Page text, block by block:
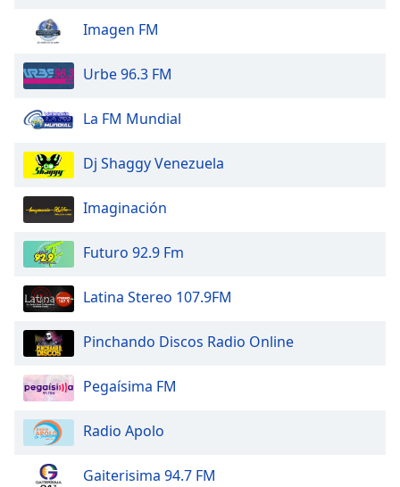
dialog
window.
Escape
cancel
close
window.
Text
Color
Opacity
Text
Background
Color
Imagen FM
Urbe 96.3 FM
La FM Mundial
Dj Shaggy Venezuela
Imaginación
Futuro 92.9 Fm
Latina Stereo 107.9FM
Pinchando Discos Radio Online
Pegaísima FM
Radio Apolo
Gaiterisima 94.7 FM